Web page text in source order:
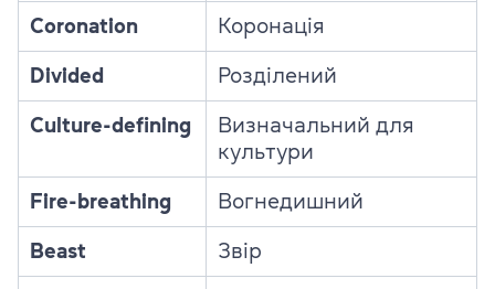
Coronation Коронація
Divided Розділений
Culture-defining
Визначальний для
культури
Fire-breathing Вогнедишний
Beast Звір